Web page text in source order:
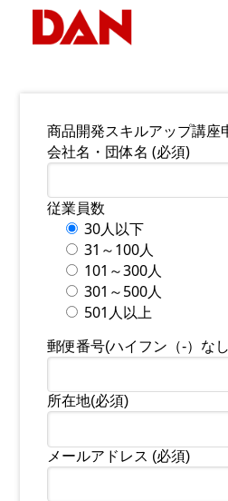
商品開発スキルアップ講座
会社名・団体名 (必須)
従業員数
30人以下
31～100人
101～300人
301～500人
501人以上
郵便番号(ハイフン（-）な
所在地(必須)
メールアドレス (必須)